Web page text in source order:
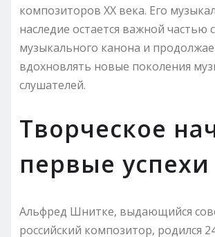
композиторов XX века. Его
наследие остается важной частью
музыкального канона и
вдохновлять новые поколения
слушателей.
Творческое
первые успехи
Альфред Шнитке, выдающийся
российский композитор, родился